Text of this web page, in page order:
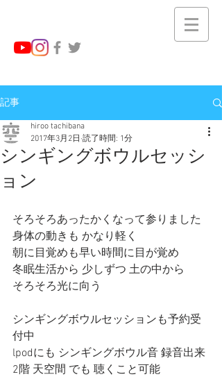
記事
シンギングボウルセッシ
ョン
hiroo tachibana
2017年3月2日 読了時間: 1分
そろそろあったかくなって参りました
身体の動きも かなり軽く
朝に目覚めも早い時間に目が覚め
冬眠生活から 少しずつ 土の中から
そろそろ光に向う
シンギングボウルセッションも予約受
付中
lpodにも シンギングボウル音 録音出来
2階 天空間 でも 聴くこと可能